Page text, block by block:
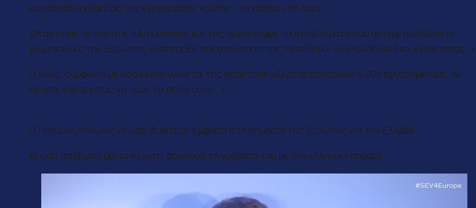
εργοστάσια εξαιτίας της ενεργειακής κρίσης – να πάρουν το λόγο.
Όταν πήρε το λόγο ο κ. Μυτιληναίος και της περιέγραψε τα προβλήματα που αντιμετωπίζουν οι
βιομηχανίες της Ευρώπης, εισέπραξε την απάντηση της προέδρου: «Η ελευθερία έχει ένα κόστος…»
Ο ίδιος, σύμφωνα με όσα έκανε γνωστά, της απάντησε «ξέρετε απασχολώ 5.000 εργαζόμενους. Αν
θέλετε ελάτε εσείς να τους το πείτε αυτό…»
Ο Παπαλεξόπουλος έδωσε ιδιαίτερη έμφαση στη σημασία της Ευρώπης για την Ελλάδα.
Κι εκεί απέδωσε μάλιστα γιατί φορούσε τη γραβάτα του με την ελληνική σημαία.